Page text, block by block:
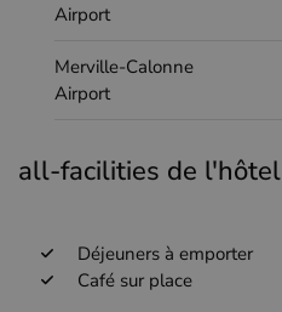
Airport
Merville-Calonne
Airport
all-facilities de l'hôtel
Déjeuners à emporter
Café sur place